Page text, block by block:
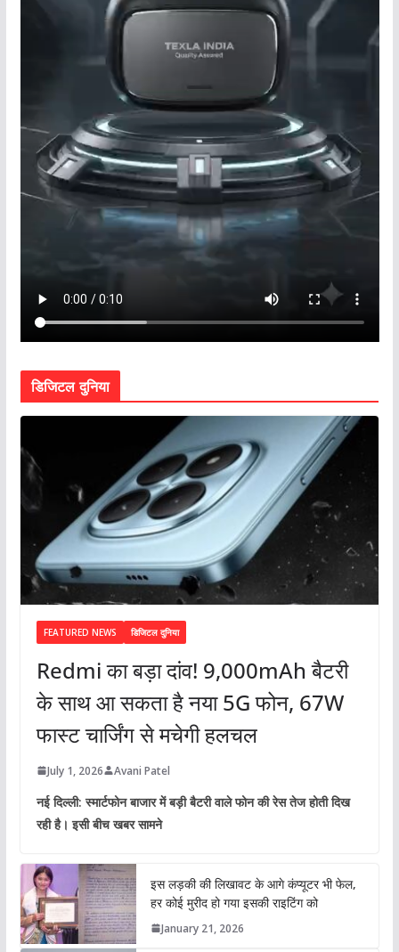
डिजिटल दुनिया
FEATURED NEWS डिजिटल दुनिया
Redmi का बड़ा दांव! 9,000mAh बैटरी
के साथ आ सकता है नया 5G फोन, 67W
फास्ट चार्जिंग से मचेगी हलचल
July 1, 2026 Avani Patel
नई दिल्ली: स्मार्टफोन बाजार में बड़ी बैटरी वाले फोन की रेस तेज होती दिख
रही है। इसी बीच खबर सामने
इस लड़की की लिखावट के आगे कंप्यूटर भी फेल,
हर कोई मुरीद हो गया इसकी राइटिंग को
January 21, 2026